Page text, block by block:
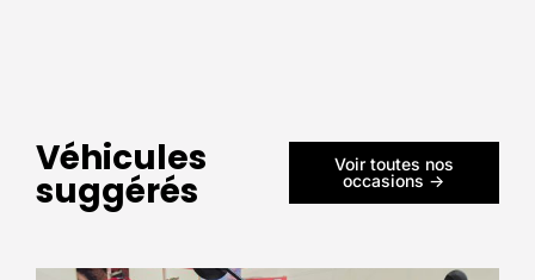
Véhicules
suggérés
Voir toutes nos
occasions ->